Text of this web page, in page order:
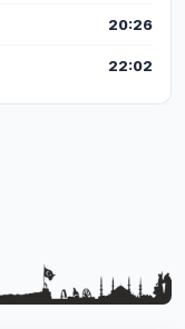
20:26
22:02